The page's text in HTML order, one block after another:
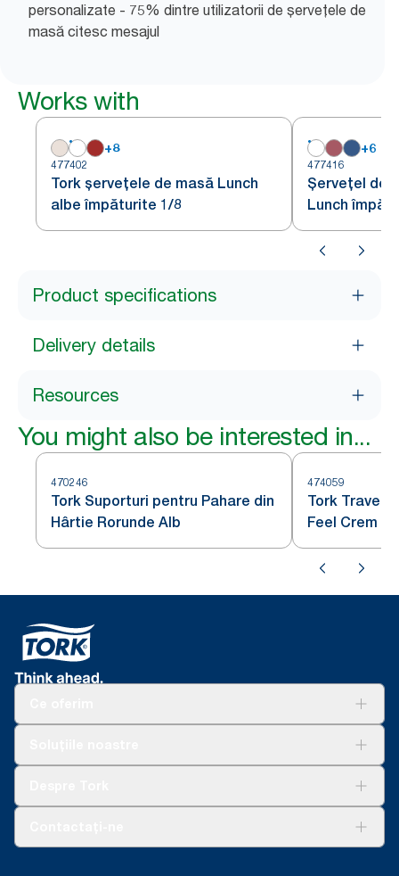
personalizate - 75% dintre utilizatorii de șervețele de
masă citesc mesajul
Works with
+8
477402
Tork șervețele de masă Lunch
albe împăturite 1/8
+6
477416
Șervețel de
Lunch
Product specifications
Delivery details
Resources
You might also be interested in...
470246
Tork Suporturi pentru Pahare din
Hârtie Rorunde Alb
474059
Tork
Feel Crem